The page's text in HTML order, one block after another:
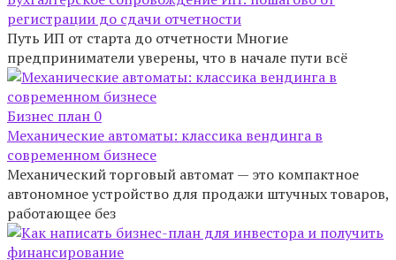
регистрации до сдачи отчетности
Путь ИП от старта до отчетности Многие
предприниматели уверены, что в начале пути всё
Бизнес план 0
Механические автоматы: классика вендинга в
современном бизнесе
Механический торговый автомат — это компактное
автономное устройство для продажи штучных товаров,
работающее без